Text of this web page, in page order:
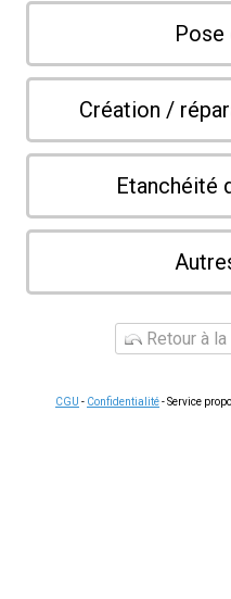
Pose
Création /
Etanchéité
Retour à
CGU - Confidentialité- Service